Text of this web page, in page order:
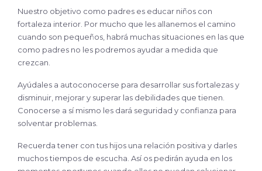
Nuestro objetivo como padres es educar niños con
fortaleza interior. Por mucho que les allanemos el camino
cuando son pequeños, habrá muchas situaciones en las que
como padres no les podremos ayudar a medida que
crezcan.
Ayúdales a autoconocerse para desarrollar sus fortalezas y
disminuir, mejorar y superar las debilidades que tienen.
Conocerse a sí mismo les dará seguridad y confianza para
solventar problemas.
Recuerda tener con tus hijos una relación positiva y darles
muchos tiempos de escucha. Así os pedirán ayuda en los